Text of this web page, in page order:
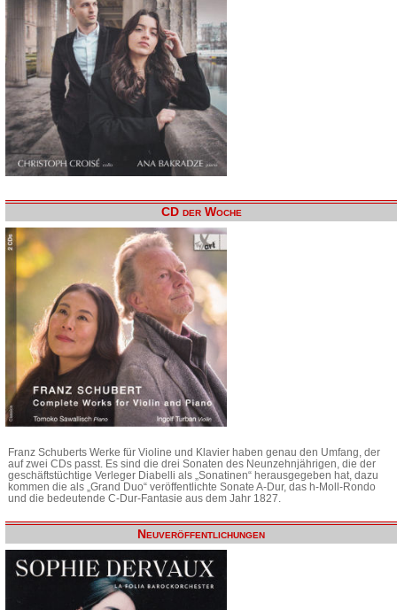
CD der Woche
Franz Schuberts Werke für Violine und Klavier haben genau den Umfang, der
auf zwei CDs passt. Es sind die drei Sonaten des Neunzehnjährigen, die der
geschäftstüchtige Verleger Diabelli als „Sonatinen“ herausgegeben hat, dazu
kommen die als „Grand Duo“ veröffentlichte Sonate A-Dur, das h-Moll-Rondo
und die bedeutende C-Dur-Fantasie aus dem Jahr 1827.
Neuveröffentlichungen